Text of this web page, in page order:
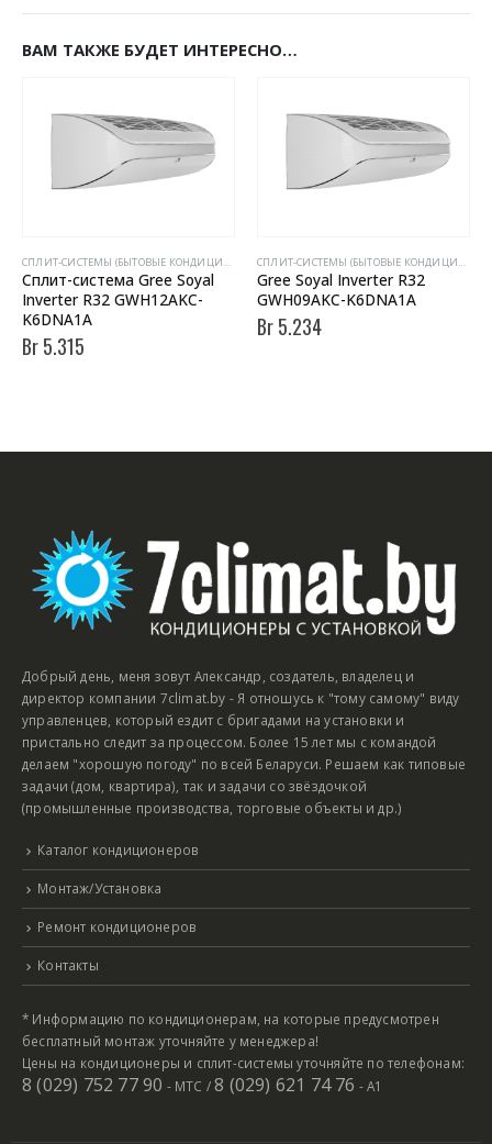
ВАМ ТАКЖЕ БУДЕТ ИНТЕРЕСНО…
CПЛИТ-СИСТЕМЫ (БЫТОВЫЕ КОНДИЦИОНЕРЫ)
Сплит-система Gree Soyal
Inverter R32 GWH12AKC-
K6DNA1A
Br5.315
CПЛИТ-СИСТЕМЫ (БЫТОВЫЕ КОНДИЦИОНЕРЫ)
Gree Soyal Inverter R32
GWH09AKC-K6DNA1A
Br5.234
Добрый день, меня зовут Александр, создатель, владелец и
директор компании 7climat.by - Я отношусь к "тому самому" виду
управленцев, который ездит с бригадами на установки и
пристально следит за процессом. Более 15 лет мы с командой
делаем "хорошую погоду" по всей Беларуси. Решаем как типовые
задачи (дом, квартира), так и задачи со звёздочкой
(промышленные производства, торговые объекты и др.)
Каталог кондиционеров
Монтаж/Установка
Ремонт кондиционеров
Контакты
* Информацию по кондиционерам, на которые предусмотрен
бесплатный монтаж уточняйте у менеджера!
Цены на кондиционеры и сплит-системы уточняйте по телефонам:
8 (029) 752 77 90 - МТС /8 (029) 621 74 76 - А1